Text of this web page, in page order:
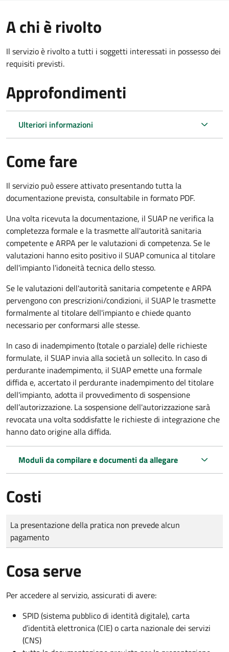
A chi è rivolto
Il servizio è rivolto a tutti i soggetti interessati in possesso dei
requisiti previsti.
Approfondimenti
Ulteriori informazioni
Come fare
Il servizio può essere attivato presentando tutta la
documentazione prevista, consultabile in formato PDF.
Una volta ricevuta la documentazione, il SUAP ne verifica la
completezza formale e la trasmette all'autorità sanitaria
competente e ARPA per le valutazioni di competenza. Se le
valutazioni hanno esito positivo il SUAP comunica al titolare
dell'impianto l'idoneità tecnica dello stesso.
Se le valutazioni dell'autorità sanitaria competentee ARPA
pervengono con prescrizioni/condizioni, il SUAP le trasmette
formalmente al titolare dell'impiantoe chiede quanto
necessario per conformarsi alle stesse.
In caso di inadempimento (totale o parziale) delle richieste
formulate, il SUAP invia alla società un sollecito. In caso di
perdurante inadempimento, il SUAP emette una formale
diffida e, accertato il perdurante inadempimento del titolare
dell'impianto, adotta il provvedimento di sospensione
dell’autorizzazione. La sospensione dell'autorizzazione sarà
revocata una volta soddisfatte le richieste di integrazione che
hanno dato origine alla diffida.
Moduli da compilare e documenti da allegare
Costi
Tipo di pagamento
Importo
La presentazione della pratica non prevede alcun
pagamento
Cosa serve
Per accedere al servizio, assicurati di avere:
SPID (sistema pubblico di identità digitale), carta
d’identità elettronica (CIE) o carta nazionale dei servizi
(CNS)